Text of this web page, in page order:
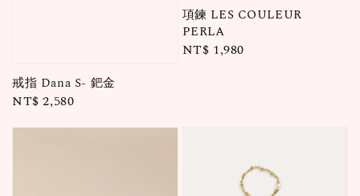
戒指 Dana S- 鈀金
Regular
NT$ 2,580
項鍊 LES COULEUR
PERLA
Regular
NT$ 1,980